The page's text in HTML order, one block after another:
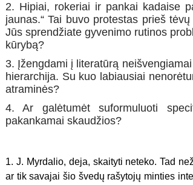
2. Hipiai, rokeriai ir pankai kadaise
jaunas.“ Tai buvo protestas prieš
Jūs sprendžiate gyvenimo rutinos
kūrybą?
3. Įžengdami į literatūrą
hierarchija. Su kuo labiausiai
atraminės?
4. Ar galėtumėt suformuluoti
pakankamai skaudžios?
1. J. Myrdalio, deja, skaityti neteko. Tad
ar tik savajai šio švedų rašytojų minties